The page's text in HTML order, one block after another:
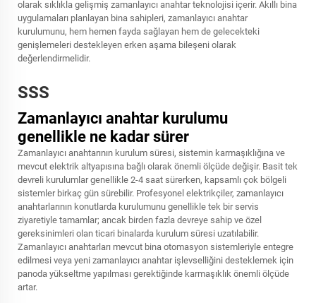
olarak sıklıkla gelişmiş zamanlayıcı anahtar teknolojisi içerir. Akıllı bina
uygulamaları planlayan bina sahipleri, zamanlayıcı anahtar
kurulumunu, hem hemen fayda sağlayan hem de gelecekteki
genişlemeleri destekleyen erken aşama bileşeni olarak
değerlendirmelidir.
SSS
Zamanlayıcı anahtar kurulumu
genellikle ne kadar sürer
Zamanlayıcı anahtarının kurulum süresi, sistemin karmaşıklığına ve
mevcut elektrik altyapısına bağlı olarak önemli ölçüde değişir. Basit tek
devreli kurulumlar genellikle 2-4 saat sürerken, kapsamlı çok bölgeli
sistemler birkaç gün sürebilir. Profesyonel elektrikçiler, zamanlayıcı
anahtarlarının konutlarda kurulumunu genellikle tek bir servis
ziyaretiyle tamamlar; ancak birden fazla devreye sahip ve özel
gereksinimleri olan ticari binalarda kurulum süresi uzatılabilir.
Zamanlayıcı anahtarları mevcut bina otomasyon sistemleriyle entegre
edilmesi veya yeni zamanlayıcı anahtar işlevselliğini desteklemek için
panoda yükseltme yapılması gerektiğinde karmaşıklık önemli ölçüde
artar.